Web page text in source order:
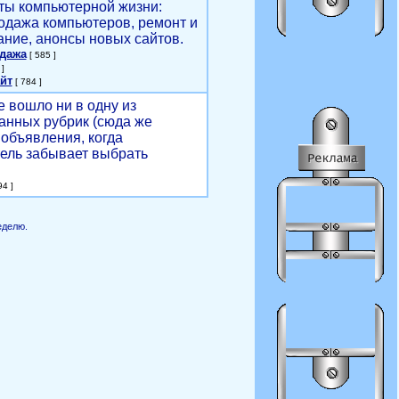
компьютерной жизни:
компьютеров, ремонт и
анонсы новых сайтов.
[ 585 ]
[ 784 ]
вошло ни в одну из
рубрик (сюда же
когда
забывает выбрать
]